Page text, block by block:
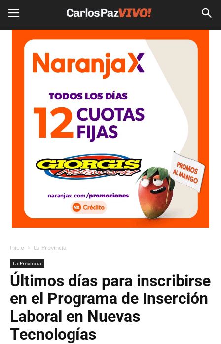
Inicio La Provincia
La Provincia
Últimos días para inscribirse
en el Programa de Inserción
Laboral en Nuevas
Tecnologías